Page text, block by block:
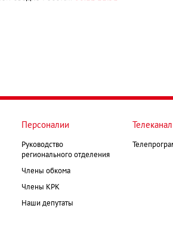
Персоналии
Руководство
регионального отделения
Члены обкома
Члены КРК
Наши депутаты
Телеканал